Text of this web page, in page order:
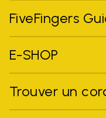
FiveFingers
E-SHOP
Trouver un